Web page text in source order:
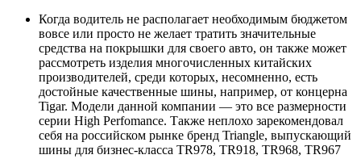
Когда водитель не располагает необходимым бюджетом
вовсе или просто не желает тратить значительные
средства на покрышки для своего авто, он также может
рассмотреть изделия многочисленных китайских
производителей, среди которых, несомненно, есть
достойные качественные шины, например, от концерна
Tigar. Модели данной компании — это все размерности
серии High Perfomance. Также неплохо зарекомендовал
себя на российском рынке бренд Triangle, выпускающий
шины для бизнес-класса TR978, TR918, TR968, TR967